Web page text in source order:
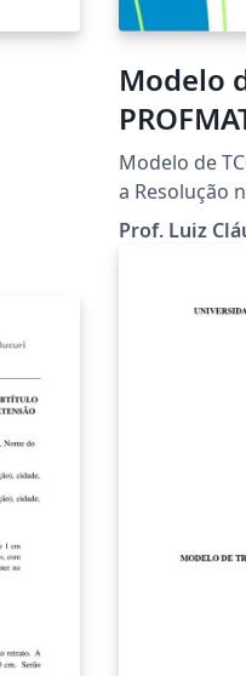
Modelo
Modelo de
a Resolução
Maio de 2010. LEIA a Resolução!
http://
de Aquino Contributors: - Jaime Batista de
Souza
Prof. Luiz